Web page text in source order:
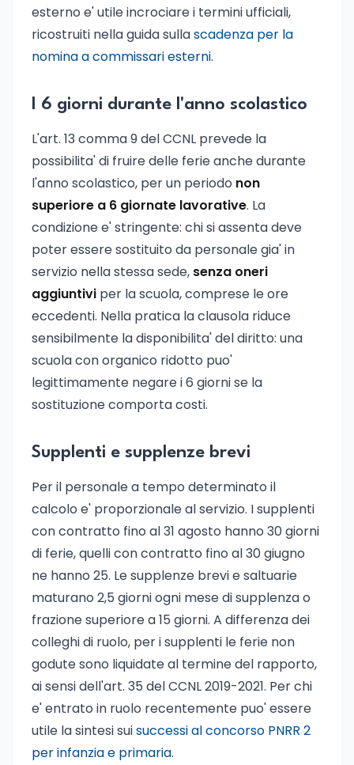
esterno e' utile incrociare i termini ufficiali,
ricostruiti nella guida sullascadenza per la
nomina a commissari esterni.
I 6 giorni durante l'anno scolastico
L'art. 13 comma 9 del CCNL prevede la
possibilita' di fruire delle ferie anche durante
l'anno scolastico, per un periodo non
superiore a 6 giornate lavorative. La
condizione e' stringente: chi si assenta deve
poter essere sostituito da personale gia' in
servizio nella stessa sede, senza oneri
aggiuntivi per la scuola, comprese le ore
eccedenti. Nella pratica la clausola riduce
sensibilmente la disponibilita' del diritto: una
scuola con organico ridotto puo'
legittimamente negare i 6 giorni se la
sostituzione comporta costi.
Supplenti e supplenze brevi
Per il personale a tempo determinato il
calcolo e' proporzionale al servizio. I supplenti
con contratto fino al 31 agosto hanno 30 giorni
di ferie, quelli con contratto fino al 30 giugno
ne hanno 25. Le supplenze brevi e saltuarie
maturano 2,5 giorni ogni mese di supplenza o
frazione superiore a 15 giorni. A differenza dei
colleghi di ruolo, per i supplenti le ferie non
godute sono liquidate al termine del rapporto,
ai sensi dell'art. 35 del CCNL 2019-2021. Per chi
e' entrato in ruolo recentemente puo' essere
utile la sintesi suisuccessi al concorso PNRR 2
per infanzia e primaria.